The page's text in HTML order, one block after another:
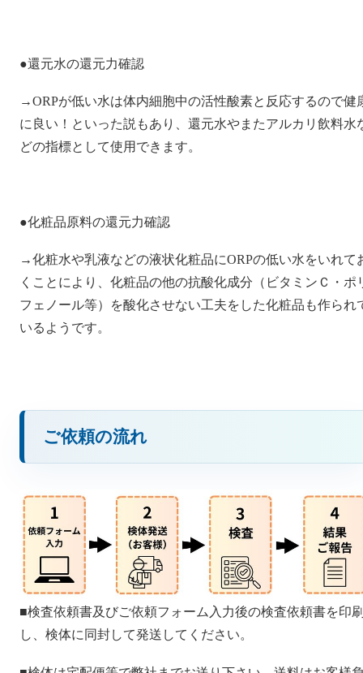
●還元水の還元力確認
→ORPが低い水は体内細胞中の活性酸素と反応するので健
に良い！といった説もあり、還元水やまたアルカリ飲料水
どの指標として使用できます。
●化粧品原料の還元力確認
→化粧水や乳液などの液状化粧品にORPの低い水をいれて
くことにより、化粧品の他の抗酸化成分（ビタミンＣ・ポ
フェノール等）を酸化させない工夫をした化粧品も作られ
いるようです。
ご依頼の流れ
■検査依頼書及びご依頼フォーム入力後の検査依頼書を印
し、検体に同封して発送してください。